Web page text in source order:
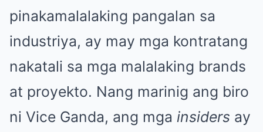
pinakamalalaking pangalan sa
industriya, ay may mga kontratang
nakatali sa mga malalaking brands
at proyekto. Nang marinig ang biro
ni Vice Ganda, ang mga insiders ay